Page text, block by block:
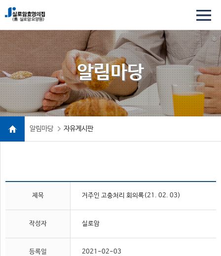
알림마당
알림마당 자유게시판
제목 거주인 고충처리 회의록(21. 02. 03)
작성자 실로암
등록일 2021-02-03